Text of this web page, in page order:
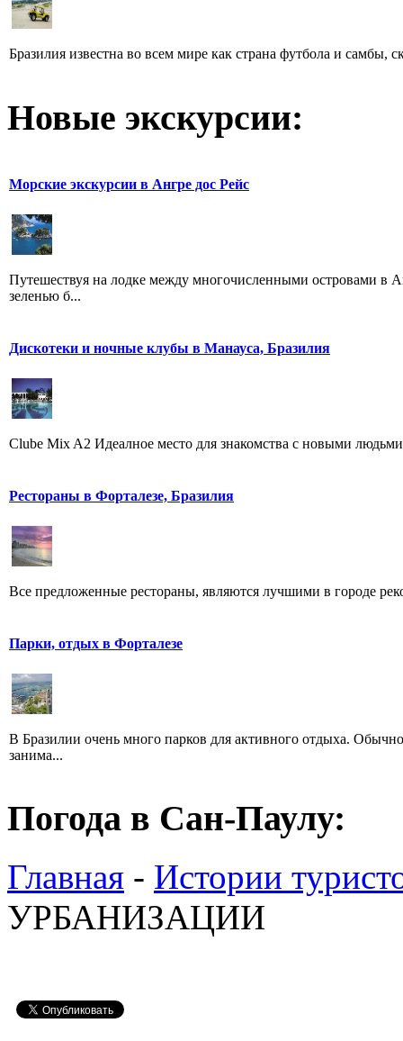
Бразилия известна во всем мире как страна футбола и
Новые экскурсии:
Морские экскурсии в Ангре дос Рейс
Путешествуя на лодке между многочисленными островами в
зеленью б...
Дискотеки и ночные клубы в Манауса, Бразилия
Clube Mix A2 Идеалное место для знакомства с новыми
Рестораны в Форталезе, Бразилия
Все предложенные рестораны, являются лучшими в городе
Парки, отдых в Форталезе
В Бразилии очень много парков для активного отдыха.
занима...
Погода в Сан-Паулу:
Главная - Истории
УРБАНИЗАЦИИ